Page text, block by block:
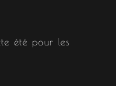
été pour les